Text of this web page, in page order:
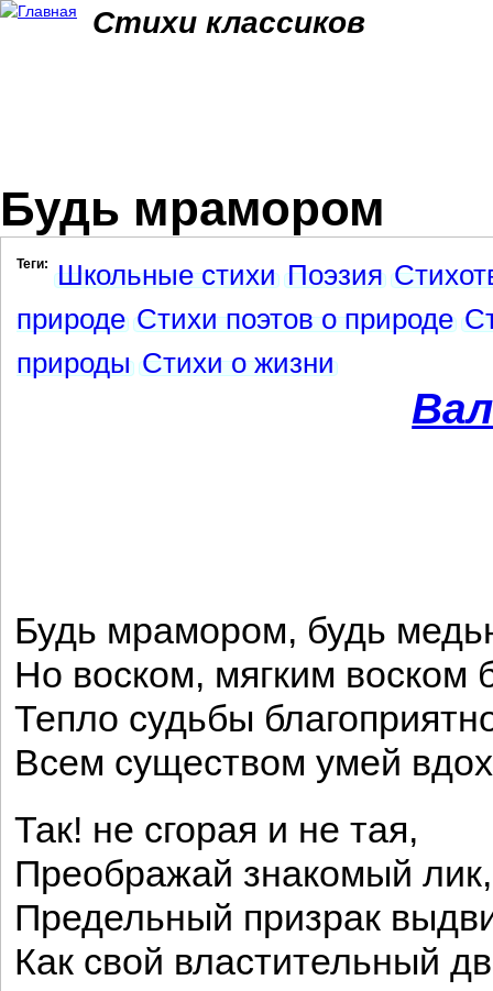
Стихи классиков
Будь мрамором
Теги: Школьные стихи Поэзия
природе Стихи поэтов о природе
природы Стихи о жизни
Будь мрамором, будь
Но воском, мягким воском
Тепло судьбы
Всем существом умей
Так! не сгорая и не тая,
Преображай знакомый лик,
Предельный призрак
Как свой властительный